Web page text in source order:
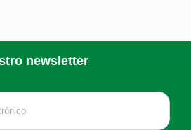
newsletter